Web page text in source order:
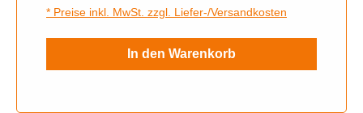
* Preise inkl. MwSt. zzgl. Liefer-/Versandkosten
In den Warenkorb